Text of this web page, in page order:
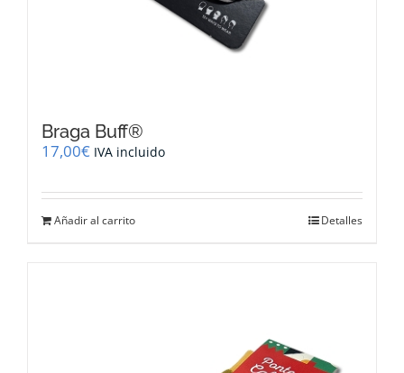
Braga Buff®
17,00€ IVA incluido
Añadir al carrito Detalles